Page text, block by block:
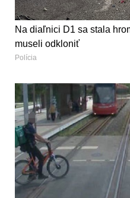
Na diaľnici D1 sa stala
museli odkloniť
Polícia